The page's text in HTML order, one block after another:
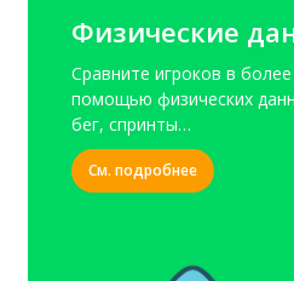
Физические
Сравните игроков в
помощью физических
бег, спринты…
См. подробнее